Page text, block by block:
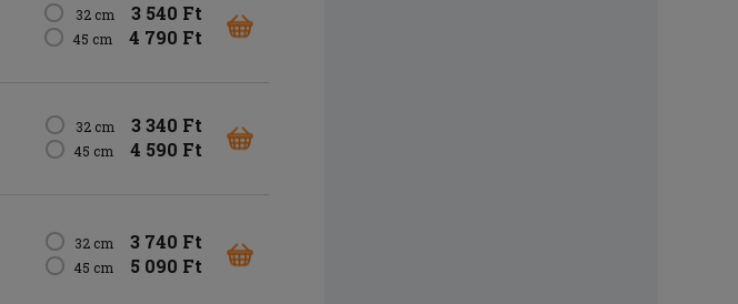
32 cm 3 540 Ft
45 cm 4 790 Ft
32 cm 3 340 Ft
45 cm 4 590 Ft
32 cm 3 740 Ft
45 cm 5 090 Ft